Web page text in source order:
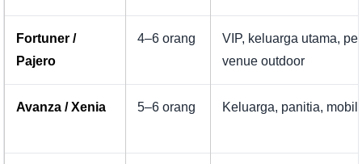
Fortuner /
Pajero
4–6 orang
VIP, keluarga utama,
venue outdoor
Avanza / Xenia 5–6 orang Keluarga, panitia,